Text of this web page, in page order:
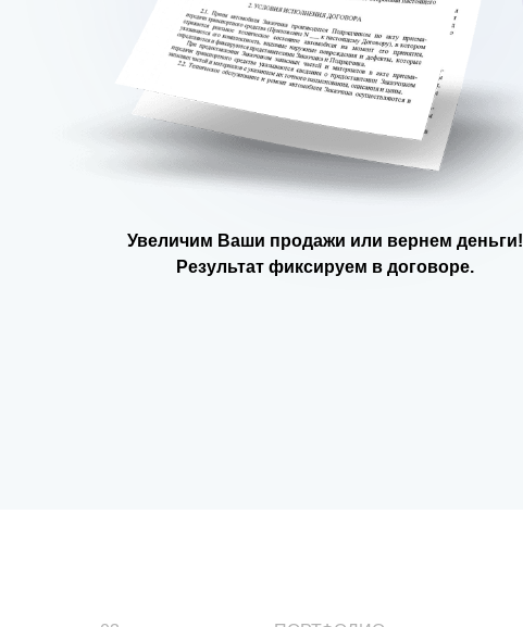
Увеличим Ваши продажи или вернем деньги!
Результат фиксируем в договоре.